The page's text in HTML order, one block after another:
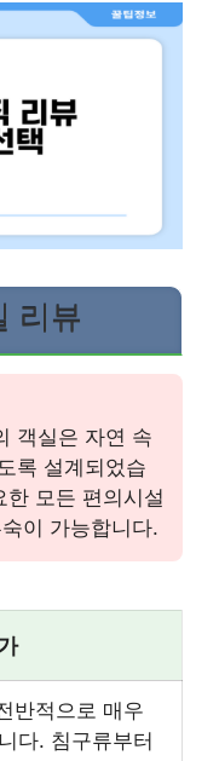
리뷰
객실은 자연 속
록 설계되었습
모든 편의시설
이 가능합니다.
전반적으로 매우
다. 침구류부터